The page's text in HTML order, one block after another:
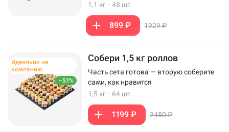
1,1 кг · 48 шт.
899 ₽ 1929 ₽
–51%
Идеально на
компанию
Собери 1,5 кг роллов
Часть сета готова — вторую соберите
сами, как нравится
1,5 кг · 64 шт.
1199 ₽ 2450 ₽